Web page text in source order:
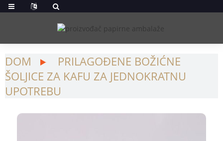
DOM
PRILAGOĐENE BOŽIĆNE
ŠOLJICE ZA KAFU ZA JEDNOKRATNU
UPOTREBU